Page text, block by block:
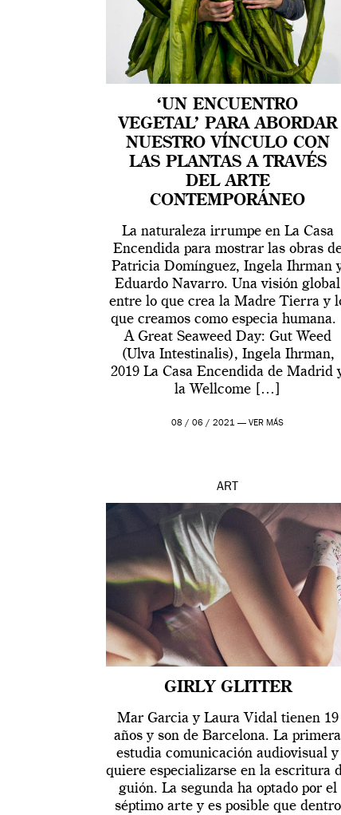
‘UN ENCUENTRO
VEGETAL’ PARA ABORDAR
NUESTRO VÍNCULO CON
LAS PLANTAS A TRAVÉS
DEL ARTE
CONTEMPORÁNEO
La naturaleza irrumpe en La Casa
Encendida para mostrar las obras
Patricia Domínguez, Ingela Ihrman
Eduardo Navarro. Una visión global
entre lo que crea la Madre Tierra y
que creamos como especia humana.
A Great Seaweed Day: Gut Weed
(Ulva Intestinalis), Ingela Ihrman,
2019 La Casa Encendida de Madrid
la Wellcome […]
08 / 06 / 2021 —VER MÁS
ART
GIRLY GLITTER
Mar Garcia y Laura Vidal tienen 19
años y son de Barcelona. La primera
estudia comunicación audiovisual y
quiere especializarse en la escritura
guión. La segunda ha optado por el
séptimo arte y es posible que dentro